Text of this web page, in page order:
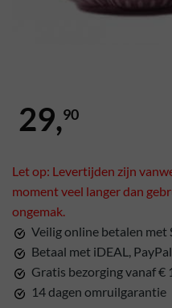
29,90
Let op: Levertijden zijn
moment veel langer dan
ongemak.
Veilig online betalen met
Betaal met iDEAL,
Gratis bezorging vanaf €
14 dagen omruilgarantie